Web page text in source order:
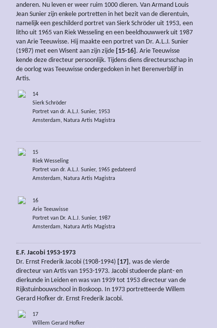
anderen. Nu leven er weer ruim 1000 dieren. Van Armand Louis
Jean Sunier zijn enkele portretten in het bezit van de dierentuin,
namelijk een geschilderd portret van Sierk Schröder uit 1953, een
litho uit 1965 van Riek Wesseling en een beeldhouwwerk uit 1987
van Arie Teeuwisse. Hij maakte een portret van Dr. A.L.J. Sunier
(1987) met een Wisent aan zijn zijde [15-16] . Arie Teeuwisse
kende deze directeur persoonlijk. Tijdens diens directeursschap in
de oorlog was Teeuwisse ondergedoken in het Berenverblijf in
Artis.
14
Sierk Schröder
Portret van dr. A.L.J. Sunier, 1953
Amsterdam, Natura Artis Magistra
15
Riek Wesseling
Portret van dr. A.L.J. Sunier, 1965 gedateerd
Amsterdam, Natura Artis Magistra
16
Arie Teeuwisse
Portret van Dr. A.L.J. Sunier, 1987
Amsterdam, Natura Artis Magistra
E.F. Jacobi 1953-1973
Dr. Ernst Frederik Jacobi (1908-1994) [17] , was de vierde
directeur van Artis van 1953-1973. Jacobi studeerde plant- en
dierkunde in Leiden en was van 1939 tot 1953 directeur van de
Rijkstuinbouwschool in Boskoop. In 1973 portretteerde Willem
Gerard Hofker dr. Ernst Frederik Jacobi.
17
Willem Gerard Hofker